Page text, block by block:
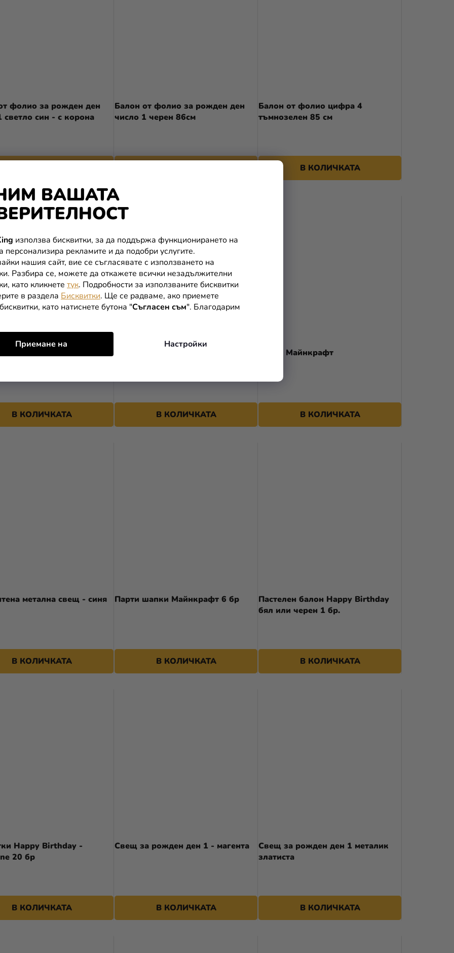
ВАШАТА
използва бисквитки, за да поддържа функционирането на
персонализира рекламите и да подобри услугите.
нашия сайт, вие се съгласявате с използването на
Разбира се, можете да откажете всички незадължителни
като кликнете тук. Подробности за използваните бисквитки
в раздела Бисквитки. Ще се радваме, ако приемете
като натиснете бутона "Съгласен съм". Благодарим
Настройки
Приемане на
фолио за рожден ден
светло син - с корона
Балон от фолио за рожден ден
число 1 черен 86см
Балон от фолио цифра 4
тъмнозелен 85 см
В КОЛИЧКАТА
В КОЛИЧКАТА В КОЛИЧКАТА
Банер Майнкрафт
В КОЛИЧКАТА
метална свещ - синя
В КОЛИЧКАТА
Парти шапки Майнкрафт 6 бр
В КОЛИЧКАТА
Пастелен балон Happy Birthday
бял или черен 1 бр.
В КОЛИЧКАТА
Happy Birthday -
20 бр
В КОЛИЧКАТА
Свещ за рожден ден 1 - магента
В КОЛИЧКАТА
Свещ за рожден ден 1 металик
златиста
В КОЛИЧКАТА